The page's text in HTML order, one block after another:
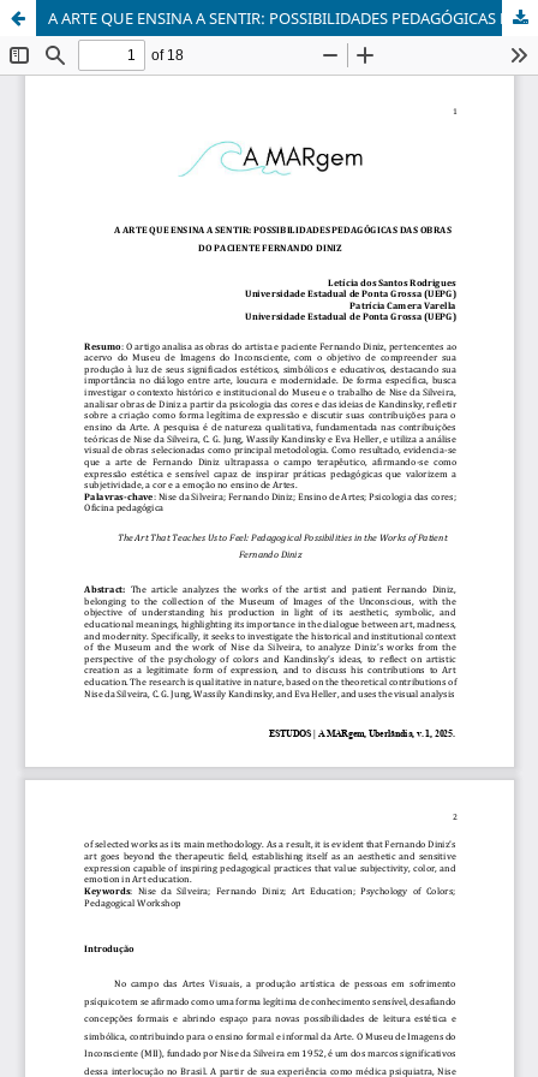
A ARTE QUE ENSINA A SENTIR: POSSIBILIDADES PEDAGÓGICAS DAS OBRAS DO PACIENTE FERNANDO DINIZ